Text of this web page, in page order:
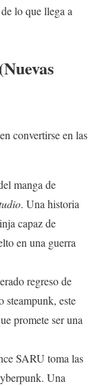
lo que llega a
convertirse en las
manga de
. Una historia
capaz de
en una guerra
regreso de
steampunk, este
promete ser una
SARU toma las
Una